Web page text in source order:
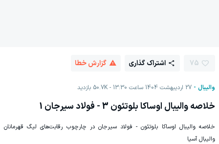
والیبال 27 اردیبهشت 1404 ساعت 13:30 50.7K بازدید
75 اشتراک گذاری گزارش خطا
خلاصه والیبال اوساکا بلوتئون 3 - فولاد سیرجان 1
خلاصه والیبال اوساکا بلوتئون - فولاد سیرجان در چارچوب رقابت‌های لیگ قهرمانان
والیبال آسیا